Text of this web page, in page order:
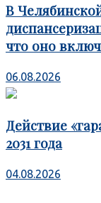
В
что оно
06.08.2026
Действие
2031 года
04.08.2026